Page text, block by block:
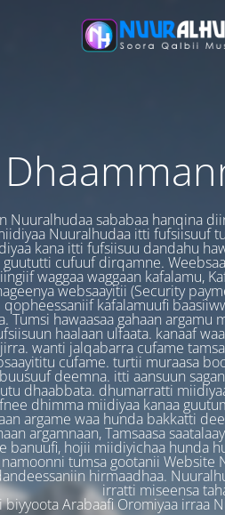
Nuuralhudaa sababaa hanqina
Nuuralhudaa itti fufsiisuuf
kana itti fufsiisuu dandahu
guututti cufuuf dirqamne.
waggaa waggaan kafalamu,
websaayitii (Security
kafalamuufi
Tumsi hawaasaa gahaan argamu
haalaan ulfaata. kanaaf
wanti jalqabarra cufame
cufame. turtii muraasa
deemna. itti aansuun
dhaabbata. dhumarratti
dhimma miidiyaa kanaa
argame waa hunda bakkatti
argamnaan, Tamsaasa
banuufi, hojii miidiyichaa hunda
tumsa gootanii
hirmaadhaa.
irratti miseensa
biyyoota Arabaafi Oromiyaa irraa